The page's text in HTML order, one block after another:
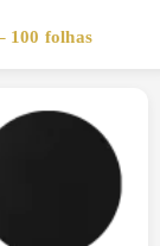
100 folhas